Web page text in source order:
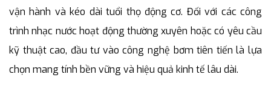
vận hành và kéo dài tuổi thọ động cơ. Đối với các công
trình nhạc nước hoạt động thường xuyên hoặc có yêu cầu
kỹ thuật cao, đầu tư vào công nghệ bơm tiên tiến là lựa
chọn mang tính bền vững và hiệu quả kinh tế lâu dài.